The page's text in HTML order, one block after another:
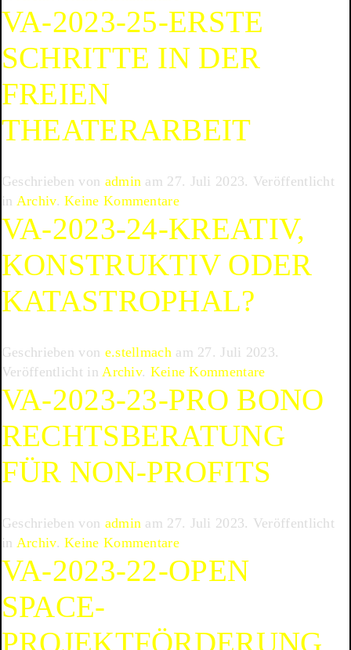
VA-
2023-
26-
Know
VA-2023-25-ERSTE
SCHRITTE IN DER
FREIEN
THEATERARBEIT
Geschrieben von admin am 27. Juli 2023. Veröffentlicht
in Archiv.Keine Kommentarezu
VA-
2023-
25-
Erste
Schritte
freien
Theaterarbeit
VA-2023-24-KREATIV,
KONSTRUKTIV ODER
KATASTROPHAL?
Geschrieben von e.stellmach am 27. Juli 2023.
Veröffentlicht in Archiv. Keine Kommentarezu
VA-
2023-
24-
Kreativ,
konstruktiv
VA-2023-23-PRO BONO
RECHTSBERATUNG
FÜR NON-PROFITS
Geschrieben von admin am 27. Juli 2023. Veröffentlicht
in Archiv.Keine Kommentarezu
VA-
2023-
Bono
VA-2023-22-OPEN
SPACE-
PROJEKTFÖRDERUNG